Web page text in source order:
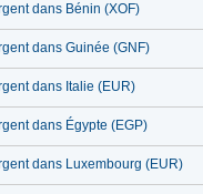
dans Bénin (XOF)
dans Guinée (GNF)
dans Italie (EUR)
dans Égypte (EGP)
dans Luxembourg (EUR)